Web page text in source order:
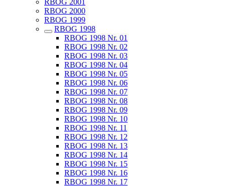
RBOG 2001
RBOG 2000
RBOG 1999
RBOG 1998
RBOG 1998 Nr. 01
RBOG 1998 Nr. 02
RBOG 1998 Nr. 03
RBOG 1998 Nr. 04
RBOG 1998 Nr. 05
RBOG 1998 Nr. 06
RBOG 1998 Nr. 07
RBOG 1998 Nr. 08
RBOG 1998 Nr. 09
RBOG 1998 Nr. 10
RBOG 1998 Nr. 11
RBOG 1998 Nr. 12
RBOG 1998 Nr. 13
RBOG 1998 Nr. 14
RBOG 1998 Nr. 15
RBOG 1998 Nr. 16
RBOG 1998 Nr. 17